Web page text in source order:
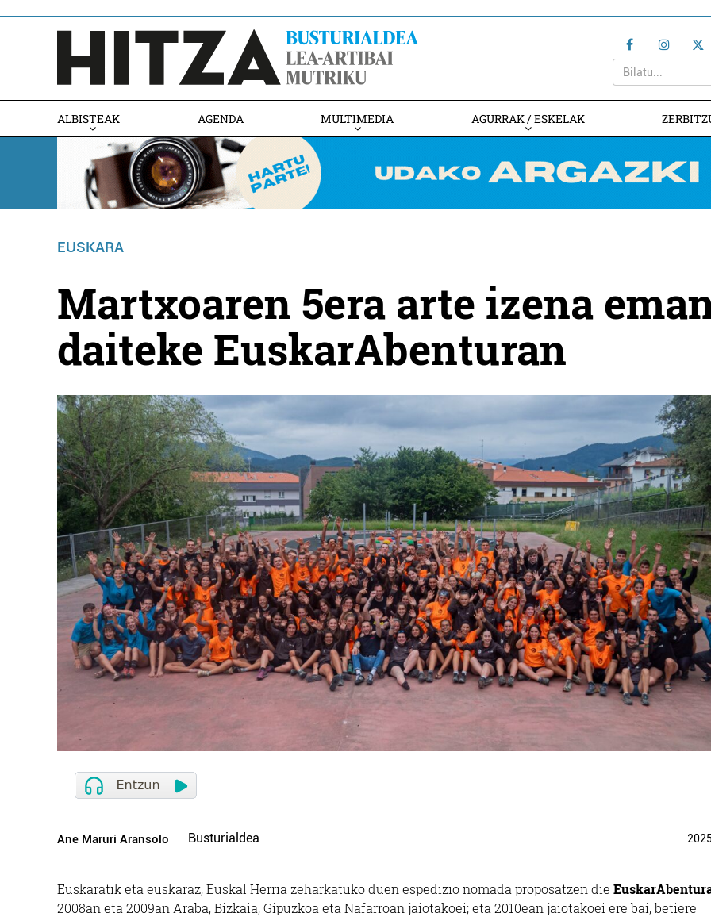
ALBISTEAK AGENDA MULTIMEDIA AGURRAK / ESKELAK
EUSKARA
Martxoaren 5era arte izena
daiteke EuskarAbenturan
Ane Maruri Aransolo Busturialdea 2025
Euskaratik eta euskaraz, Euskal Herria zeharkatuko duen espedizio nomada proposatzen die
2008an eta 2009an Araba, Bizkaia, Gipuzkoa eta Nafarroan jaiotakoei; eta 2010ean jaiotakoei ere bai, betiere